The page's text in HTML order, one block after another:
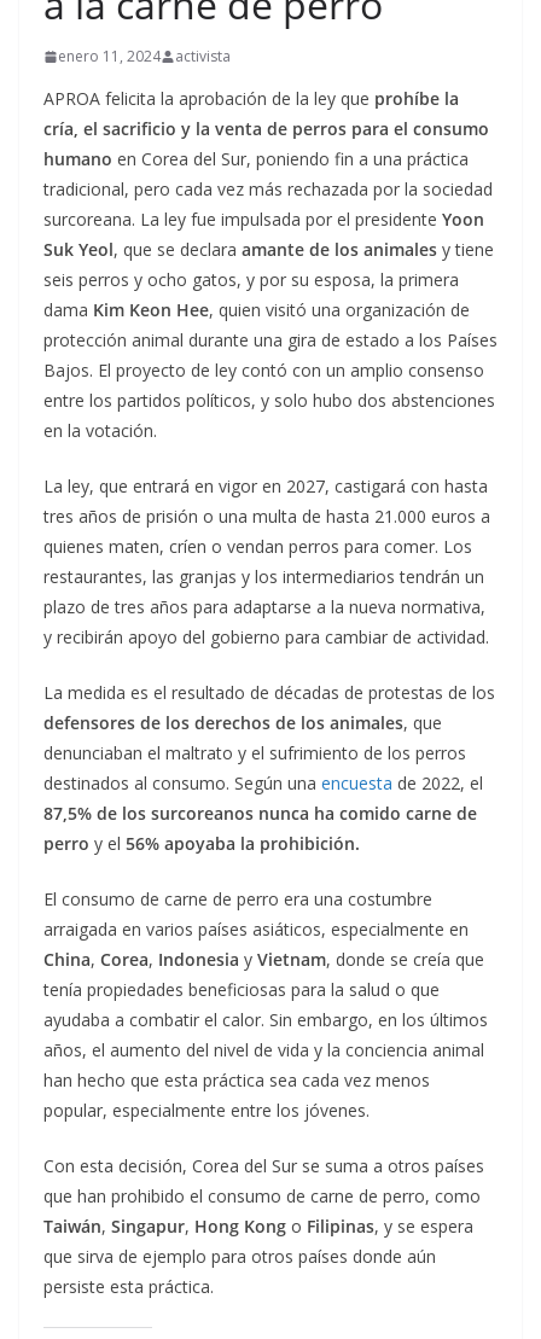
enero 11, 2024 activista
APROA felicita la aprobación de la ley que prohíbe la
cría, el sacrificio y la venta de perros para el consumo
humano en Corea del Sur, poniendo fin a una práctica
tradicional, pero cada vez más rechazada por la sociedad
surcoreana. La ley fue impulsada por el presidente Yoon
Suk Yeol, que se declara amante de los animales y tiene
seis perros y ocho gatos, y por su esposa, la primera
dama Kim Keon Hee, quien visitó una organización de
protección animal durante una gira de estado a los Países
Bajos. El proyecto de ley contó con un amplio consenso
entre los partidos políticos, y solo hubo dos abstenciones
en la votación.
La ley, que entrará en vigor en 2027, castigará con hasta
tres años de prisión o una multa de hasta 21.000 euros a
quienes maten, críen o vendan perros para comer. Los
restaurantes, las granjas y los intermediarios tendrán un
plazo de tres años para adaptarse a la nueva normativa,
y recibirán apoyo del gobierno para cambiar de actividad.
La medida es el resultado de décadas de protestas de los
defensores de los derechos de los animales, que
denunciaban el maltrato y el sufrimiento de los perros
destinados al consumo. Según una encuesta de 2022, el
87,5% de los surcoreanos nunca ha comido carne de
perro y el 56% apoyaba la prohibición.
El consumo de carne de perro era una costumbre
arraigada en varios países asiáticos, especialmente en
China, Corea, Indonesia y Vietnam, donde se creía que
tenía propiedades beneficiosas para la salud o que
ayudaba a combatir el calor. Sin embargo, en los últimos
años, el aumento del nivel de vida y la conciencia animal
han hecho que esta práctica sea cada vez menos
popular, especialmente entre los jóvenes.
Con esta decisión, Corea del Sur se suma a otros países
que han prohibido el consumo de carne de perro, como
Taiwán, Singapur, Hong Kong o Filipinas, y se espera
que sirva de ejemplo para otros países donde aún
persiste esta práctica.